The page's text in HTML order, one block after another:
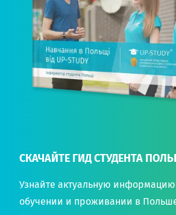
СКАЧАЙТЕ ГИД СТУДЕНТА
Узнайте актуальную информацию
обучении и проживании в